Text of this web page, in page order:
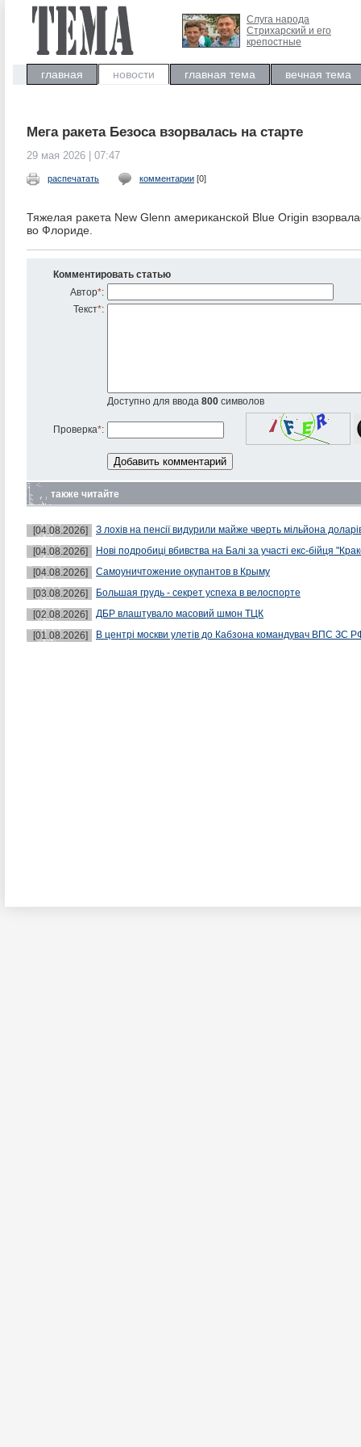
Слуга народа
Стрихарский и его
крепостные
главная новости главная тема вечная тема
Мега ракета Безоса взорвалась на старте
29 мая 2026 | 07:47
распечатать комментарии [0]
Тяжелая ракета New Glenn американской Blue Origin
во Флориде.
Комментировать статью
Автор*:
Текст*:
Доступно для ввода 800 символов
Проверка*:
также читайте
[04.08.2026]
З лохів на пенсії видурили майже чверть мільйона
[04.08.2026]
Нові подробиці вбивства на Балі за участі екс-бійця
[04.08.2026]
Самоуничтожение окупантов в Крыму
[03.08.2026]
Большая грудь - секрет успеха в велоспорте
[02.08.2026]
ДБР влаштувало масовий шмон ТЦК
[01.08.2026]
В центрі москви улетів до Кабзона командувач ВПС ЗС